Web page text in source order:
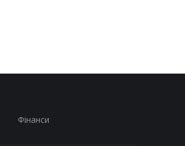
Фінанси